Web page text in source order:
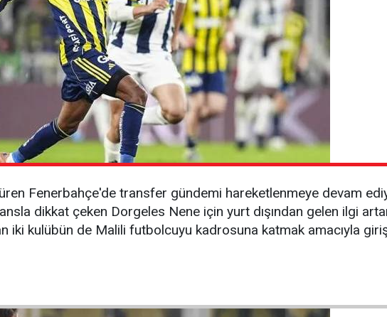
Fenerbahçe'de transfer gündemi hareketlenmeye devam
dikkat çeken Dorgeles Nene için yurt dışından gelen ilgi
iki kulübün de Malili futbolcuyu kadrosuna katmak amacıyla